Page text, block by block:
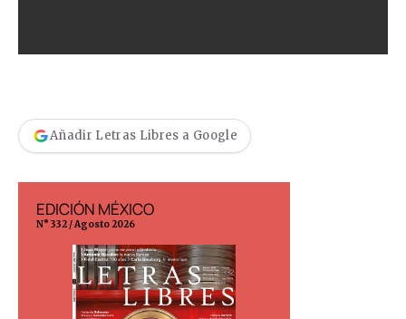
Añadir Letras Libres a Google
EDICIÓN MÉXICO
N° 332 / Agosto 2026